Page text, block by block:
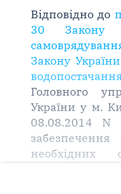
Відповідно до
30 Закону
Закону
Головного
України у м.
08.08.2014 N
необхідних